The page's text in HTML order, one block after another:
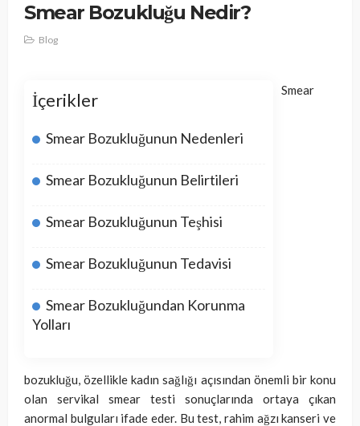
Smear Bozukluğu Nedir?
Blog
İçerikler
Smear Bozukluğunun Nedenleri
Smear Bozukluğunun Belirtileri
Smear Bozukluğunun Teşhisi
Smear Bozukluğunun Tedavisi
Smear Bozukluğundan Korunma
Yolları
Smear
bozukluğu, özellikle kadın sağlığı açısından önemli bir konu
olan servikal smear testi sonuçlarında ortaya çıkan
anormal bulguları ifade eder. Bu test, rahim ağzı kanseri ve